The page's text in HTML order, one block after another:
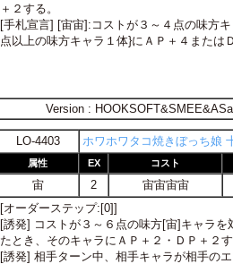
＋２する。
[手札宣言] [宙宙]:コストが３～４点の味方
点以上の味方キャラ１体}にＡＰ＋４または
Version :
LO-4403 ホワホワタコ焼きぼっち娘
属性 EX コスト
宙 2 宙宙宙宙
[オーダーステップ:[0]]
[誘発] コストが３～６点の味方[宙]キャラ
たとき、そのキャラにＡＰ＋２・ＤＰ＋２す
[誘発] 相手ターン中、相手キャラが相手の